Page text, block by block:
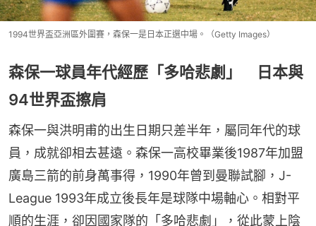
1994世界盃亞洲區外圍賽，森保一是日本正選中場。（Getty Images）
森保一球員年代經歷「多哈悲劇」 日本與
94世界盃擦肩
森保一與洪明甫的出生日期只差半年，屬同年代的球
員，成就卻相去甚遠。森保一高校畢業後1987年加盟
廣島三箭的前身萬事得，1990年曾到曼聯試腳，J-
League 1993年成立後長年是球隊中場軸心。相對平
順的生涯，卻因國家隊的「多哈悲劇」，從此蒙上陰